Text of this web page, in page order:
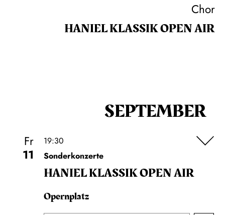
Chor
HANIEL KLASSIK OPEN AIR
SEPTEMBER
Fr
11
19:30
Sonderkonzerte
HANIEL KLASSIK OPEN AIR
Opernplatz